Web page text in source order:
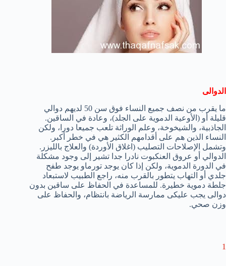
الدوالى
ما يقرب من نصف جميع النساء فوق سن 50 لديهم دوالي
قليلة أو ( الأوعية الدموية على الجلد)، وعادة في الساقين.
الجاذبية، والشيخوخة، وعلم الوراثة تلعب جميعا دورا ، ولكن
النساء الذين هم على أقدامهم الكثير هي في خطر أكبر.
وتشمل الإصلاحات التصليب ( اغلاق الأوردة) و العلاج بالليزر .
الدوالي أو عروق العنكبوت نادرا جدا تشير إلى وجود مشكلة
في الدورة الدموية، ولكن إذا كان يوجد تورماو يوجد طفح
جلدي أو التهاب يتطور بالقرب منه، راجع الطبيب لاستبعاد
جلطة دموية خطيرة. للمساعدة في الحفاظ على ساقين بدون
دوالى يجب عليكى ممارسة الرياضة بانتظام، و الحفاظ على
وزن صحي.
1